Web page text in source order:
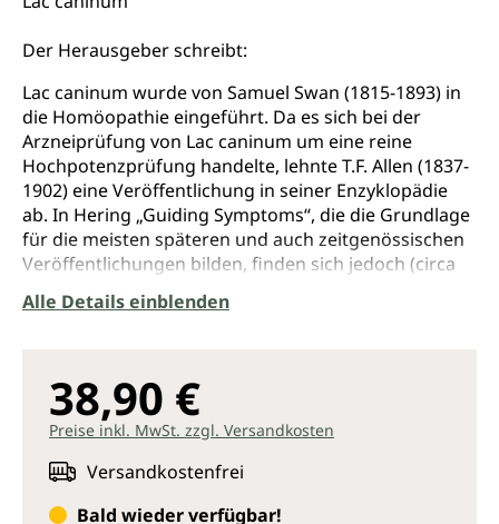
Der Herausgeber schreibt:
Lac caninum wurde von Samuel Swan (1815-1893) in
die Homöopathie eingeführt. Da es sich bei der
Arzneiprüfung von Lac caninum um eine reine
Hochpotenzprüfung handelte, lehnte T.F. Allen (1837-
1902) eine Veröffentlichung in seiner Enzyklopädie
ab. In Hering „Guiding Symptoms“, die die Grundlage
für die meisten späteren und auch zeitgenössischen
Veröffentlichungen bilden, finden sich jedoch (circa
660) fast ausschließlich klinische Symptome. In die
jetzt vorliegende, sehr übersichtlich gestaltete
eingearbeitet. Sowohl für klassisch homöopathisch
arbeitende KollegInnen, als auch für FreundInnen der
„Milchmittel“ wird die Revision von Lac caninum zu
einer äußerst verläßlichen und umfangreichen
Fundgrube vieler bisher unbekannter Facetten dieses
Arzneimittels.
Alle Details einblenden
38,90 €
Preise inkl. MwSt. zzgl. Versandkosten
Versandkostenfrei
Bald wieder verfügbar!